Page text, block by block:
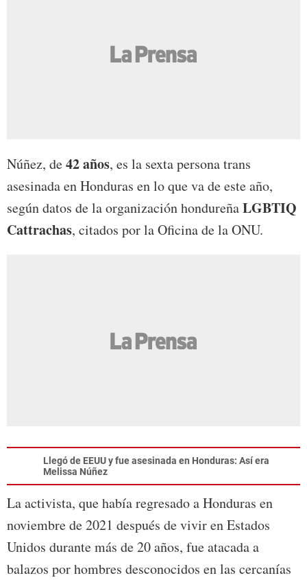
Núñez, de42 años, es la sexta persona trans
asesinada en Honduras en lo que va de este año,
según datos de la organización hondureñaLGBTIQ
Cattrachas, citados por la Oficina de la ONU.
Llegó de EEUU y fue asesinada en Honduras: Así era
Melissa Núñez
La activista, que había regresado a Honduras en
noviembre de 2021 después de vivir en Estados
Unidos durante más de 20 años, fue atacada a
balazos por hombres desconocidos en las cercanías